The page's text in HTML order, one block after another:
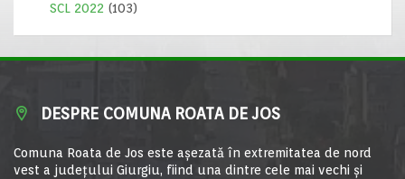
SCL 2022 (103)
DESPRE COMUNA ROATA DE JOS
Comuna Roata de Jos este aşezată în extremitatea de nord
vest a judeţului Giurgiu, fiind una dintre cele mai vechi şi